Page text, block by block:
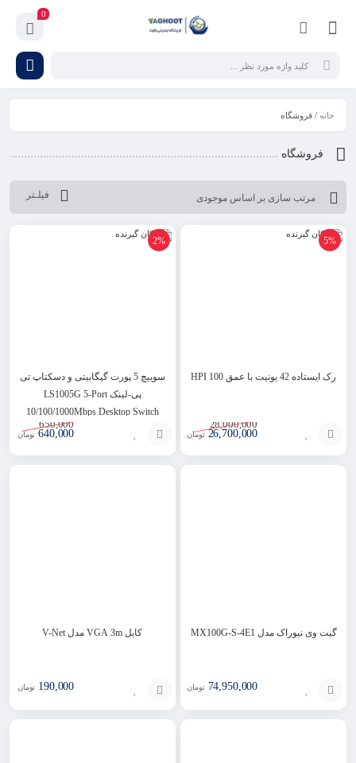
0
خانه / فروشگاه
فروشگاه
فیلـتر
5%
رک ایستاده 42 یونیت با عمق 100 HPI
28,000,000
26,700,000 تومان
افزودن
2%
سوییچ 5 پورت گیگابیتی و دسکتاپ تی
پی-لینک LS1005G 5-Port
10/100/1000Mbps Desktop Switch
650,000
640,000 تومان
انتخاب
گیت وی نیوراک مدل MX100G-S-4E1
74,950,000 تومان
کابل VGA 3m مدل V-Net
190,000 تومان